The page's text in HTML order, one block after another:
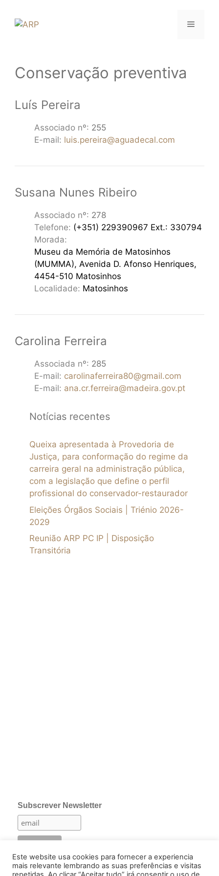
para
Menu
Conservação preventiva
Luís Pereira
Associado nº: 255
E-mail: luis.pereira@aguadecal.com
Susana Nunes Ribeiro
Associado nº: 278
Telefone: (+351) 229390967 Ext.: 330794
Morada:
Museu da Memória de Matosinhos
(MUMMA), Avenida D. Afonso Henriques,
4454-510 Matosinhos
Localidade: Matosinhos
Carolina Ferreira
Associada nº: 285
E-mail: carolinaferreira80@gmail.com
E-mail: ana.cr.ferreira@madeira.gov.pt
Notícias recentes
Queixa apresentada à Provedoria de
Justiça, para conformação do regime da
carreira geral na administração pública,
com a legislação que define o perfil
profissional do conservador-restaurador
Eleições Órgãos Sociais | Triénio 2026-
2029
Reunião ARP PC IP | Disposição
Transitória
Subscrever Newsletter
Este website usa cookies para fornecer a experiencia
mais relevante lembrando as suas preferências e visitas